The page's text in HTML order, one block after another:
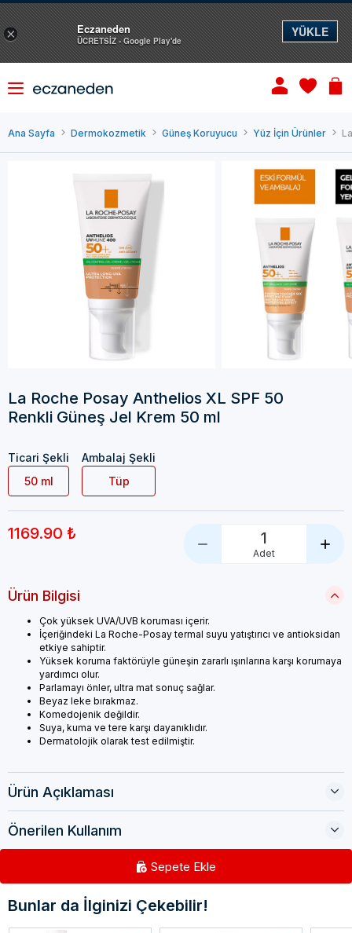
Ana Sayfa Dermokozmetik Güneş Koruyucu Yüz İçin Ürünler
La Roche Posay Anthelios XL SPF 50
Renkli Güneş Jel Krem 50 ml
Ticari Şekli
50 ml
Ambalaj Şekli
Tüp
1169.90 ₺ 1
Adet
Ürün Bilgisi
Çok yüksek UVA/UVB koruması içerir.
İçeriğindeki La Roche-Posay termal suyu yatıştırıcı ve antioksidan
etkiye sahiptir.
Yüksek koruma faktörüyle güneşin zararlı ışınlarına karşı korumaya
yardımcı olur.
Parlamayı önler, ultra mat sonuç sağlar.
Beyaz leke bırakmaz.
Komedojenik değildir.
Suya, kuma ve tere karşı dayanıklıdır.
Dermatolojik olarak test edilmiştir.
Ürün Açıklaması
Önerilen Kullanım
Sepete Ekle
Bunlar da İlginizi Çekebilir!
× Eczaneden
ÜCRETSİZ - Google Play'de
YÜKLE